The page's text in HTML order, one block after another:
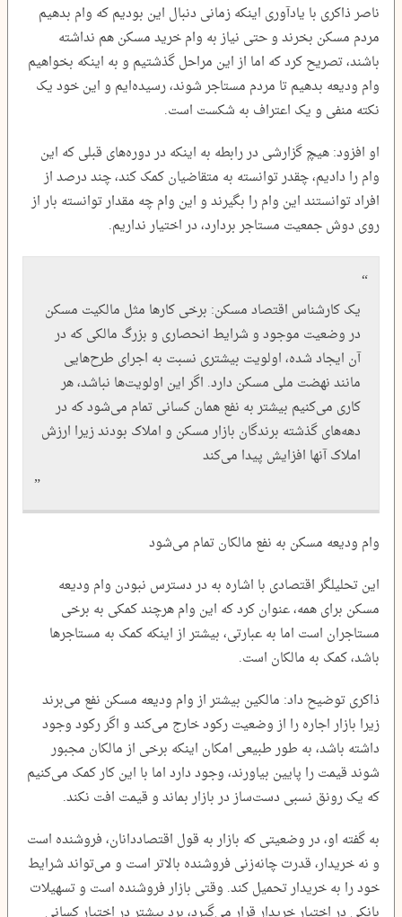
ناصر ذاکری با یادآوری اینکه زمانی دنبال این بودیم که وام بدهیم
مردم مسکن بخرند و حتی نیاز به وام خرید مسکن هم نداشته
باشند، تصریح کرد که اما از این مراحل گذشتیم و به اینکه بخواهیم
وام ودیعه بدهیم تا مردم مستاجر شوند، رسیده‌ایم و این خود یک
نکته منفی و یک اعتراف به شکست است.
او افزود: هیچ گزارشی در رابطه به اینکه در دوره‌های قبلی که این
وام را دادیم، چقدر توانسته به متقاضیان کمک کند، چند درصد از
افراد توانستند این وام را بگیرند و این وام چه مقدار توانسته بار از
روی دوش جمعیت مستاجر بردارد، در اختیار نداریم.
یک کارشناس اقتصاد مسکن: برخی کارها مثل مالکیت مسکن
در وضعیت موجود و شرایط انحصاری و بزرگ مالکی که در
آن ایجاد شده، اولویت بیشتری نسبت به اجرای طرح‌هایی
مانند نهضت ملی مسکن دارد. اگر این اولویت‌ها نباشد، هر
کاری می‌کنیم بیشتر به نفع همان کسانی تمام می‌شود که در
دهه‌های گذشته برندگان بازار مسکن و املاک بودند زیرا ارزش
املاک آنها افزایش پیدا می‌کند
وام ودیعه مسکن به نفع مالکان تمام می‌شود
این تحلیلگر اقتصادی با اشاره به در دسترس نبودن وام ودیعه
مسکن برای همه، عنوان کرد که این وام هرچند کمکی به برخی
مستاجران است اما به عبارتی، بیشتر از اینکه کمک به مستاجرها
باشد، کمک به مالکان است.
ذاکری توضیح داد: مالکین بیشتر از وام ودیعه مسکن نفع می‌برند
زیرا بازار اجاره را از وضعیت رکود خارج می‌کند و اگر رکود وجود
داشته باشد، به طور طبیعی امکان اینکه برخی از مالکان مجبور
شوند قیمت را پایین بیاورند، وجود دارد اما با این کار کمک می‌کنیم
که یک رونق نسبی دست‌ساز در بازار بماند و قیمت افت نکند.
به گفته او، در وضعیتی که بازار به قول اقتصاددانان، فروشنده است
و نه خریدار، قدرت چانه‌زنی فروشنده بالاتر است و می‌تواند شرایط
خود را به خریدار تحمیل کند. وقتی بازار فروشنده است و تسهیلات